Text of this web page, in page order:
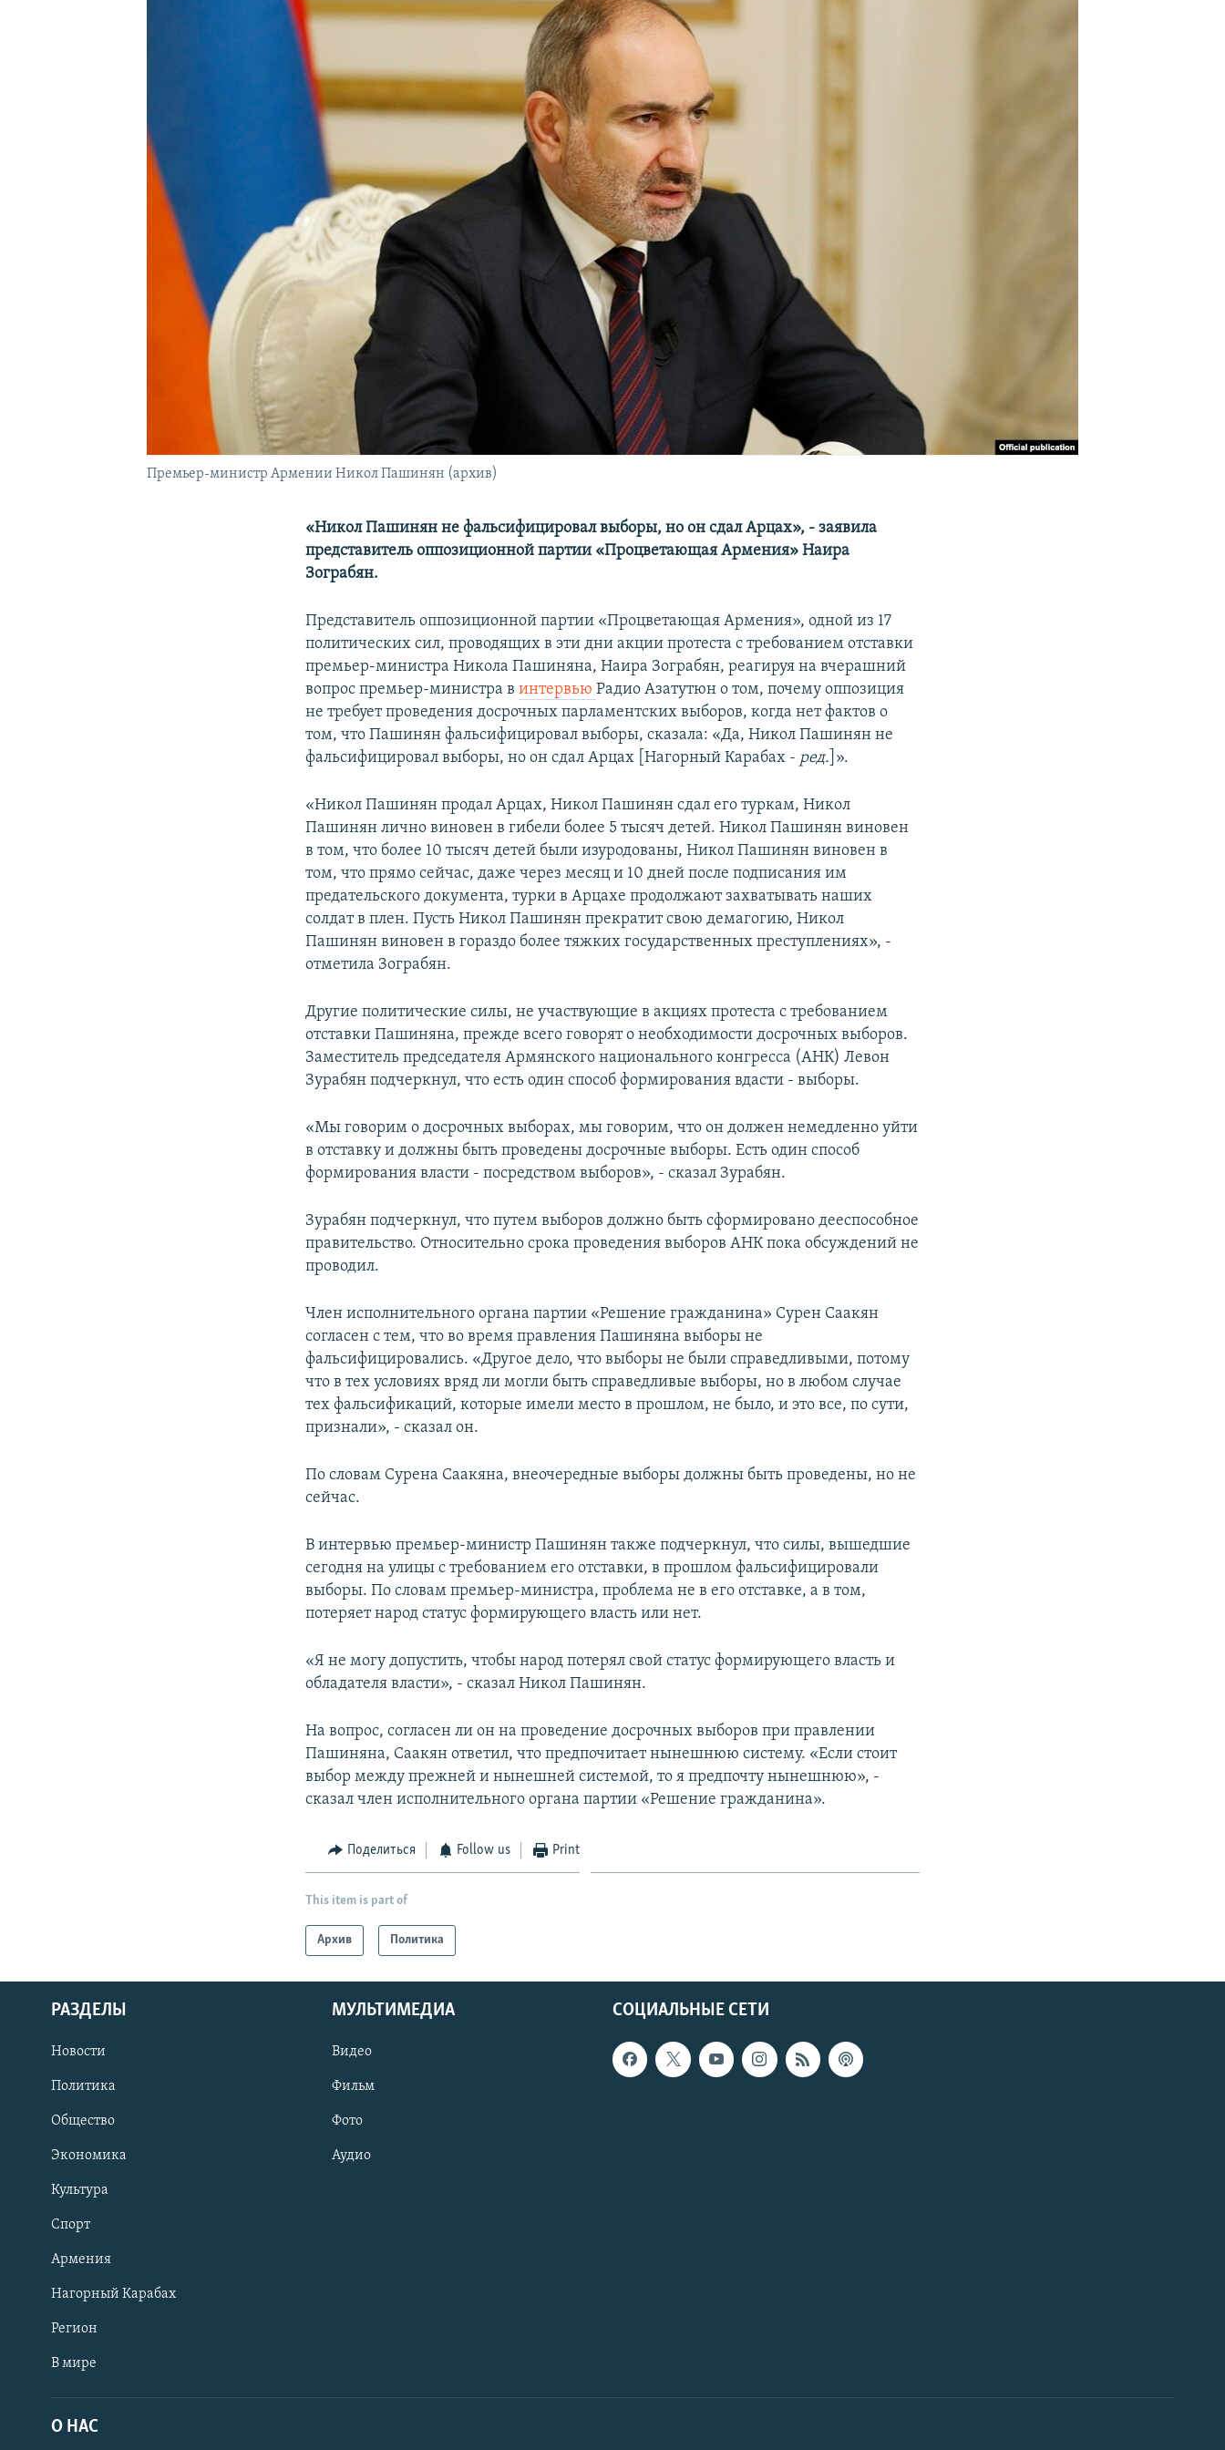
Премьер-министр Армении Никол Пашинян (архив)
«Никол Пашинян не фальсифицировал выборы, но он сдал Арцах», - заявила
представитель оппозиционной партии «Процветающая Армения» Наира
Зограбян.
Представитель оппозиционной партии «Процветающая Армения», одной из 17
политических сил, проводящих в эти дни акции протеста с требованием отставки
премьер-министра Никола Пашиняна, Наира Зограбян, реагируя на вчерашний
вопрос премьер-министра винтервьюРадио Азатутюн о том, почему оппозиция
не требует проведения досрочных парламентских выборов, когда нет фактов о
том, что Пашинян фальсифицировал выборы, сказала: «Да, Никол Пашинян не
фальсифицировал выборы, но он сдал Арцах [Нагорный Карабах - ред. ]».
«Никол Пашинян продал Арцах, Никол Пашинян сдал его туркам, Никол
Пашинян лично виновен в гибели более 5 тысяч детей. Никол Пашинян виновен
в том, что более 10 тысяч детей были изуродованы, Никол Пашинян виновен в
том, что прямо сейчас, даже через месяц и 10 дней после подписания им
предательского документа, турки в Арцахе продолжают захватывать наших
солдат в плен. Пусть Никол Пашинян прекратит свою демагогию, Никол
Пашинян виновен в гораздо более тяжких государственных преступлениях», -
отметила Зограбян.
Другие политические силы, не участвующие в акциях протеста с требованием
отставки Пашиняна, прежде всего говорят о необходимости досрочных выборов.
Заместитель председателя Армянского национального конгресса (АНК) Левон
Зурабян подчеркнул, что есть один способ формирования вдасти - выборы.
«Мы говорим о досрочных выборах, мы говорим, что он должен немедленно уйти
в отставку и должны быть проведены досрочные выборы. Есть один способ
формирования власти - посредством выборов», - сказал Зурабян.
Зурабян подчеркнул, что путем выборов должно быть сформировано дееспособное
правительство. Относительно срока проведения выборов АНК пока обсуждений не
проводил.
Член исполнительного органа партии «Решение гражданина» Сурен Саакян
согласен с тем, что во время правления Пашиняна выборы не
фальсифицировались. «Другое дело, что выборы не были справедливыми, потому
что в тех условиях вряд ли могли быть справедливые выборы, но в любом случае
тех фальсификаций, которые имели место в прошлом, не было, и это все, по сути,
признали», - сказал он.
По словам Сурена Саакяна, внеочередные выборы должны быть проведены, но не
сейчас.
В интервью премьер-министр Пашинян также подчеркнул, что силы, вышедшие
сегодня на улицы с требованием его отставки, в прошлом фальсифицировали
выборы. По словам премьер-министра, проблема не в его отставке, а в том,
потеряет народ статус формирующего власть или нет.
«Я не могу допустить, чтобы народ потерял свой статус формирующего власть и
обладателя власти», - сказал Никол Пашинян.
На вопрос, согласен ли он на проведение досрочных выборов при правлении
Пашиняна, Саакян ответил, что предпочитает нынешнюю систему. «Если стоит
выбор между прежней и нынешней системой, то я предпочту нынешнюю», -
сказал член исполнительного органа партии «Решение гражданина».
Поделиться Follow us Print
This item is part of
Архив Политика
СОЦИАЛЬНЫЕ СЕТИ
РАЗДЕЛЫ
Новости
Политика
Общество
Экономика
Культура
Спорт
Армения
Нагорный Карабах
Регион
В мире
МУЛЬТИМЕДИА
Видео
Фильм
Фото
Аудио
О НАС